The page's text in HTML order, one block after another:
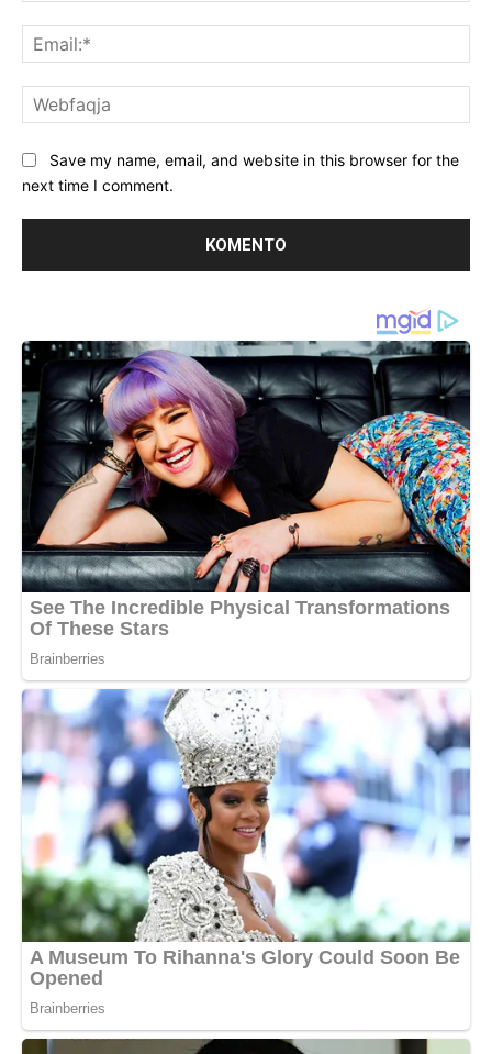
Save my name, email, and website in this browser for the
next time I comment.